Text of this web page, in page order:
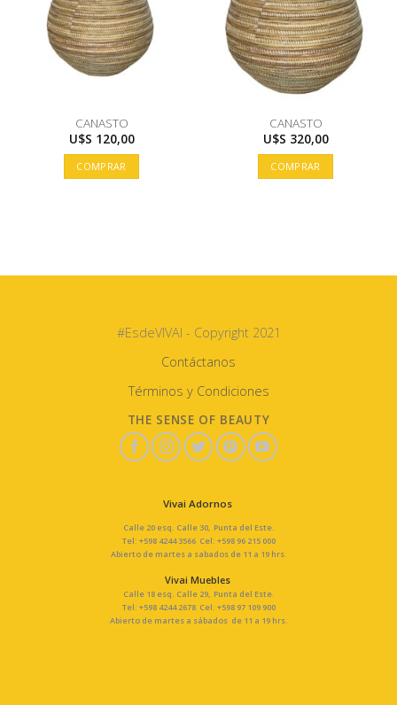
CANASTO
U$S 120,00
COMPRAR
CANASTO
U$S 320,00
COMPRAR
#EsdeVIVAI - Copyright 2021
Contáctanos
Términos y Condiciones
THE SENSE OF BEAUTY
Vivai Adornos
Calle 20 esq. Calle 30, Punta del Este.
Tel: +598 4244 3566 Cel: +598 96 215 000
Abierto de martes a sabados de 11 a 19 hrs.
Vivai Muebles
Calle 18 esq. Calle 29, Punta del Este.
Tel: +598 4244 2678 Cel: +598 97 109 900
Abierto de martes a sábados de 11 a 19 hrs.